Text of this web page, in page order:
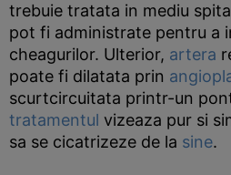
trebuie tratata in mediu
pot fi administrate pentru a
cheagurilor. Ulterior, artera
poate fi dilatata prin
scurtcircuitata printr-un
tratamentul vizeaza pur si
sa se cicatrizeze de la sine.